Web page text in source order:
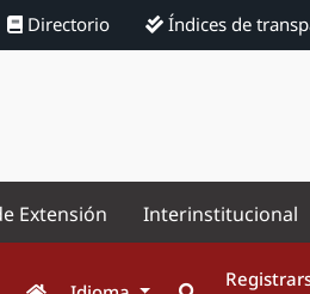
Directorio Índices de
Extensión Interinstitucional